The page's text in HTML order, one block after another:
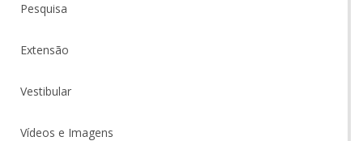
Pesquisa
Extensão
Vestibular
Vídeos e Imagens